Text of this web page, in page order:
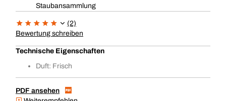
Staubansammlung
(2)
Bewertung schreiben
Technische Eigenschaften
Duft: Frisch
PDF ansehen